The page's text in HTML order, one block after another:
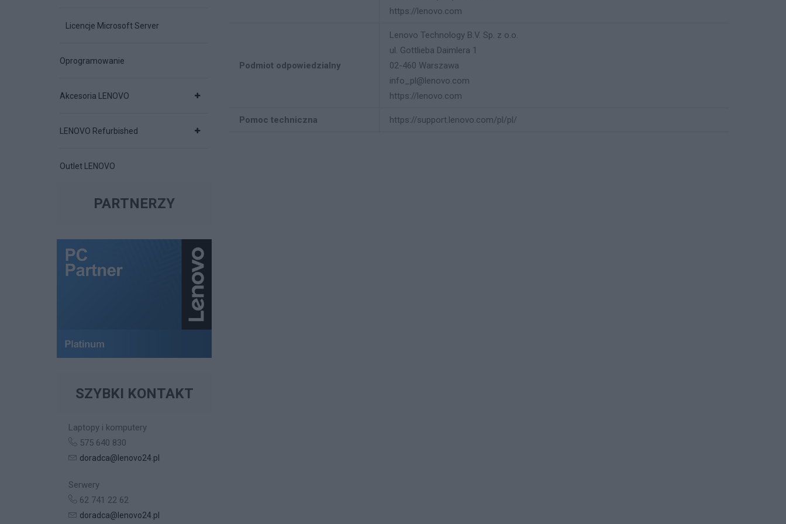
Licencje Microsoft Server
Oprogramowanie
Akcesoria LENOVO
LENOVO Refurbished
Outlet LENOVO
PARTNERZY
SZYBKI KONTAKT
Laptopy i komputery
575 640 830
doradca@lenovo24.pl
Serwery
62 741 22 62
doradca@lenovo24.pl
https://lenovo.com
Podmiot odpowiedzialny
Lenovo Technology B.V. Sp. z o.o.
ul. Gottlieba Daimlera 1
02-460 Warszawa
info_pl@lenovo.com
https://lenovo.com
Pomoc techniczna https://support.lenovo.com/pl/pl/